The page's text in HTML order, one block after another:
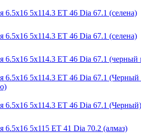
6.5x16 5x114.3 ET 46 Dia 67.1 (селена)
6.5x16 5x114.3 ET 46 Dia 67.1 (селена)
6.5x16 5x114.3 ET 46 Dia 67.1 (черный
6.5x16 5x114.3 ET 46 Dia 67.1
6.5x16 5x114.3 ET 46 Dia 67.1 (Черный)
6.5x16 5x115 ET 41 Dia 70.2 (алмаз)